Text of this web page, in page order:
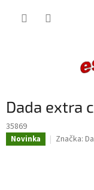
Dada extra
35869
Novinka Značka: